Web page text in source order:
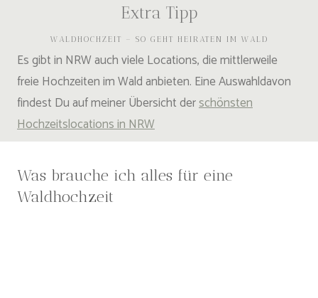
Extra Tipp
WALDHOCHZEIT – SO GEHT HEIRATEN IM WALD
Es gibt in NRW auch viele Locations, die mittlerweile
freie Hochzeiten im Wald anbieten. Eine Auswahldavon
findest Du auf meiner Übersicht derschönsten
Hochzeitslocations in NRW
Was brauche ich alles für eine
Waldhochzeit